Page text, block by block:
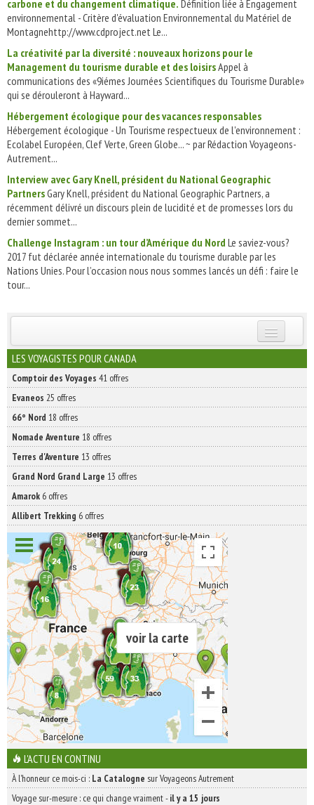
carbone et du changement climatique. Définition liée à Engagement
environnemental - Critère d'évaluation Environnemental du Matériel de
Montagnehttp://www.cdproject.net Le...
La créativité par la diversité : nouveaux horizons pour le
Management du tourisme durable et des loisirsAppel à
communications des «9iémes Journées Scientifiques du Tourisme Durable»
qui se dérouleront à Hayward...
Hébergement écologique pour des vacances responsables
Hébergement écologique - Un Tourisme respectueux de l'environnement :
Ecolabel Européen, Clef Verte, Green Globe... ~ par Rédaction Voyageons-
Autrement...
Interview avec Gary Knell, président du National Geographic
PartnersGary Knell, président du National Geographic Partners, a
récemment délivré un discours plein de lucidité et de promesses lors du
dernier sommet...
Challenge Instagram : un tour d’Amérique du Nord Le saviez-vous?
2017 fut déclarée année internationale du tourisme durable par les
Nations Unies. Pour l’occasion nous nous sommes lancés un défi : faire le
tour...
INSCRIVEZ-VOUS | ABONNEZ-VOUS
LES VOYAGISTES POUR CANADA
Comptoir des Voyages 41 offres
Evaneos 25 offres
66° Nord 18 offres
Nomade Aventure 18 offres
Terres d'Aventure 13 offres
Grand Nord Grand Large 13 offres
Amarok 6 offres
Allibert Trekking 6 offres
voir la carte
L'ACTU EN CONTINU
À l'honneur ce mois-ci : La Catalogne sur Voyageons Autrement
Voyage sur-mesure : ce qui change vraiment-il y a 15 jours